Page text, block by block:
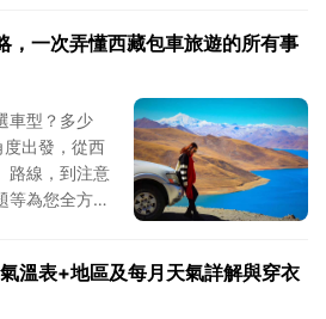
一次弄懂西藏包車旅遊的所有事
車型？多少
出發，從西
路線，到注意
等為您全方面
溫表+地區及每月天氣詳解與穿衣